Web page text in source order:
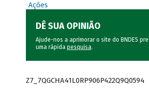
Ações
DÊ SUA OPINIÃO
Ajude-nos a aprimorar o site do BNDES
uma rápida pesquisa.
Z7_7QGCHA41L0RP906P422Q9Q0594